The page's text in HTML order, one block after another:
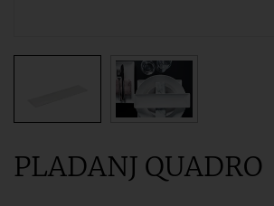
PLADANJ QUADRO